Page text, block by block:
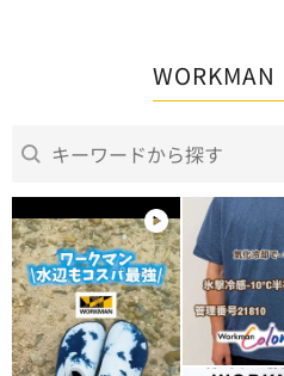
WORKMAN